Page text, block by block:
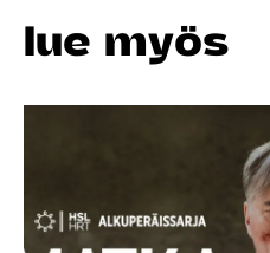
lue myös